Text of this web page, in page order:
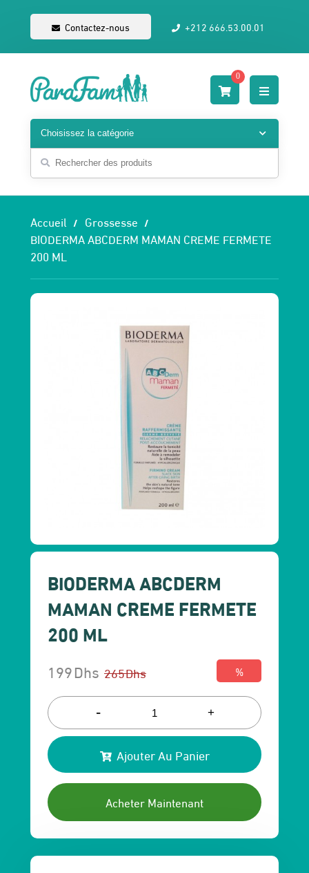
Contactez-nous +212 666.53.00.01
0
Accueil
Grossesse
BIODERMA ABCDERM MAMAN CREME FERMETE
200 ML
BIODERMA ABCDERM
MAMAN CREME FERMETE
200 ML
265Dhs
Le
prix
initial
était :
265 Dhs.
199Dhs
Le
prix
actuel
est :
199 Dhs.
%
- +
Ajouter Au Panier
Acheter Maintenant